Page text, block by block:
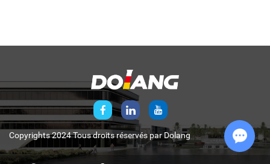
Copyrights 2024 Tous droits réservés par Dolang